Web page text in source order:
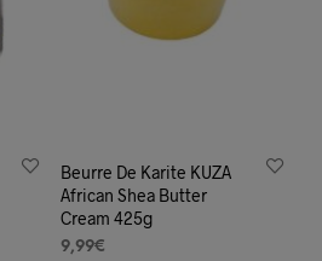
Beurre De Karite KUZA
African Shea Butter
Cream 425g
9,99€